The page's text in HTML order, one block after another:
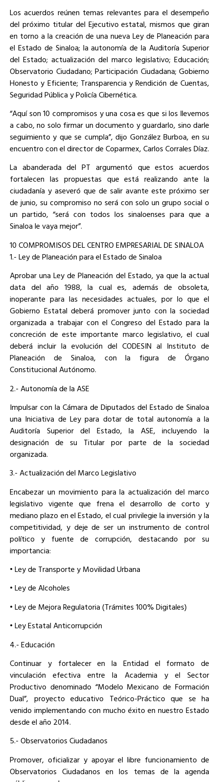
Los acuerdos reúnen temas relevantes para el desempeño
del próximo titular del Ejecutivo estatal, mismos que giran
en torno a la creación de una nueva Ley de Planeación para
el Estado de Sinaloa; la autonomía de la Auditoría Superior
del Estado; actualización del marco legislativo; Educación;
Observatorio Ciudadano; Participación Ciudadana; Gobierno
Honesto y Eficiente; Transparencia y Rendición de Cuentas,
Seguridad Pública y Policía Cibernética.
“Aquí son 10 compromisos y una cosa es que si los llevemos
a cabo, no solo firmar un documento y guardarlo, sino darle
seguimiento y que se cumpla”, dijo González Burboa, en su
encuentro con el director de Coparmex, Carlos Corrales Díaz.
La abanderada del PT argumentó que estos acuerdos
fortalecen las propuestas que está realizando ante la
ciudadanía y aseveró que de salir avante este próximo ser
de junio, su compromiso no será con solo un grupo social o
un partido, “será con todos los sinaloenses para que a
Sinaloa le vaya mejor”.
10 COMPROMISOS DEL CENTRO EMPRESARIAL DE SINALOA
1.- Ley de Planeación para el Estado de Sinaloa
Aprobar una Ley de Planeación del Estado, ya que la actual
data del año 1988, la cual es, además de obsoleta,
inoperante para las necesidades actuales, por lo que el
Gobierno Estatal deberá promover junto con la sociedad
organizada a trabajar con el Congreso del Estado para la
concreción de este importante marco legislativo, el cual
deberá incluir la evolución del CODESIN al Instituto de
Planeación de Sinaloa, con la figura de Órgano
Constitucional Autónomo.
2.- Autonomía de la ASE
Impulsar con la Cámara de Diputados del Estado de Sinaloa
una Iniciativa de Ley para dotar de total autonomía a la
Auditoría Superior del Estado, la ASE, incluyendo la
designación de su Titular por parte de la sociedad
organizada.
3.- Actualización del Marco Legislativo
Encabezar un movimiento para la actualización del marco
legislativo vigente que frena el desarrollo de corto y
mediano plazo en el Estado, el cual privilegie la inversión y la
competitividad, y deje de ser un instrumento de control
político y fuente de corrupción, destacando por su
importancia:
• Ley de Transporte y Movilidad Urbana
• Ley de Alcoholes
• Ley de Mejora Regulatoria (Trámites 100% Digitales)
• Ley Estatal Anticorrupción
4.- Educación
Continuar y fortalecer en la Entidad el formato de
vinculación efectiva entre la Academia y el Sector
Productivo denominado “Modelo Mexicano de Formación
Dual”, proyecto educativo Teórico-Práctico que se ha
venido implementando con mucho éxito en nuestro Estado
desde el año 2014.
5.- Observatorios Ciudadanos
Promover, oficializar y apoyar el libre funcionamiento de
Observatorios Ciudadanos en los temas de la agenda